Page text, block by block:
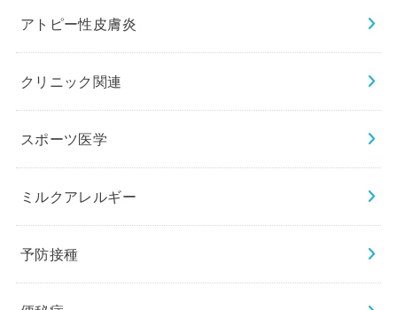
アトピー性皮膚炎
クリニック関連
スポーツ医学
ミルクアレルギー
予防接種